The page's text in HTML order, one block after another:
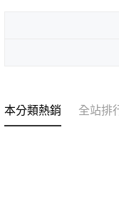
本分類熱銷 全站排